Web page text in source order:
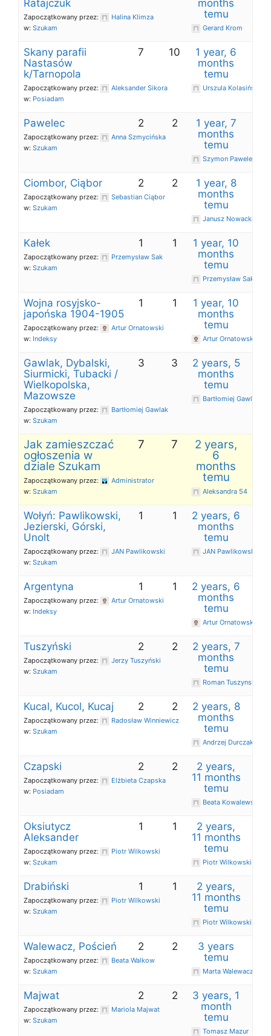
Ratajczuk
Zapoczątkowany przez:
Halina Klimza
w: Szukam
months
temu
Gerard Krom
Skany parafii
Nastasów
k/Tarnopola
Zapoczątkowany przez:
Aleksander Sikora
w: Posiadam
7 10
1 year, 6
months
temu
Urszula Kolasińska
Pawelec
Zapoczątkowany przez:
Anna Szmycińska
w: Szukam
2 2
1 year, 7
months
temu
Szymon Pawelec
Ciombor, Ciąbor
Zapoczątkowany przez:
Sebastian Ciąbor
w: Szukam
2 2
1 year, 8
months
temu
Janusz Nowacki
Kałek
Zapoczątkowany przez:
Przemysław Sak
w: Szukam
1 1
1 year, 10
months
temu
Przemysław Sak
Wojna rosyjsko-
japońska 1904-1905
Zapoczątkowany przez:
Artur Ornatowski
w: Indeksy
1 1
1 year, 10
months
temu
Artur Ornatowski
Gawlak, Dybalski,
Siurmicki, Tubacki /
Wielkopolska,
Mazowsze
Zapoczątkowany przez:
Bartłomiej Gawlak
w: Szukam
3 3
2 years, 5
months
temu
Bartłomiej Gawlak
Jak zamieszczać
ogłoszenia w
dziale Szukam
Zapoczątkowany przez:
Administrator
w: Szukam
7 7 2 years,
6
months
temu
Aleksandra 54
Wołyń: Pawlikowski,
Jezierski, Górski,
Unolt
Zapoczątkowany przez:
JAN Pawlikowski
w: Szukam
1 1
2 years, 6
months
temu
JAN Pawlikowski
Argentyna
Zapoczątkowany przez:
Artur Ornatowski
w: Indeksy
1 1
2 years, 6
months
temu
Artur Ornatowski
Tuszyński
Zapoczątkowany przez:
Jerzy Tuszyński
w: Szukam
2 2
2 years, 7
months
temu
Roman Tuszynski
Kucal, Kucol, Kucaj
Zapoczątkowany przez:
Radosław Winniewicz
w: Szukam
2 2
2 years, 8
months
temu
Andrzej Durczak
Czapski
Zapoczątkowany przez:
Elżbieta Czapska
w: Posiadam
2 2
2 years,
11 months
temu
Beata Kowalewska
Oksiutycz
Aleksander
Zapoczątkowany przez:
Piotr Wilkowski
w: Szukam
1 1
2 years,
11 months
temu
Piotr Wilkowski
Drabiński
Zapoczątkowany przez:
Piotr Wilkowski
w: Szukam
1 1
2 years,
11 months
temu
Piotr Wilkowski
Walewacz, Poścień
Zapoczątkowany przez:
Beata Walkow
w: Szukam
2 2
3 years
temu
Marta Walewacz
Majwat
Zapoczątkowany przez:
Mariola Majwat
w: Szukam
2 2
3 years, 1
month
temu
Tomasz Mazur